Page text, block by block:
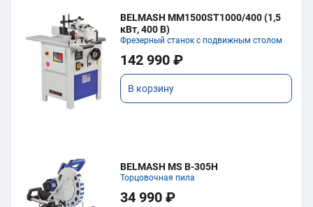
BELMASH MM1500ST1000/400 (1,5
кВт, 400 В)
Фрезерный станок с подвижным столом
142 990 ₽
В корзину
BELMASH MS B-305H
Торцовочная пила
34 990 ₽